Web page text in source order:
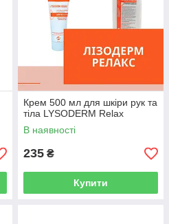
Крем 500 мл для шкіри рук та
тіла LYSODERM Relax
В наявності
235 ₴
Купити